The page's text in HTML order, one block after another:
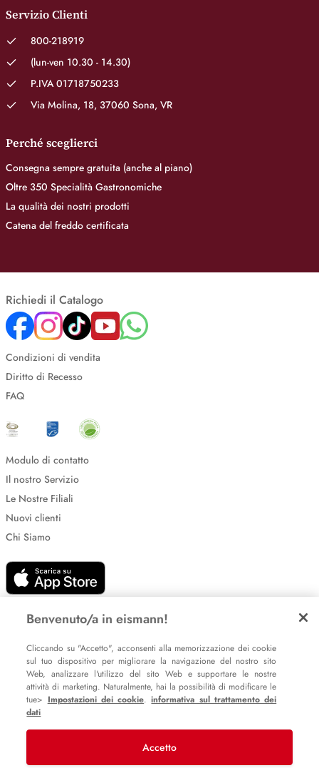
Servizio Clienti
800-218919
(lun-ven 10.30 - 14.30)
P.IVA 01718750233
Via Molina, 18, 37060 Sona, VR
Perché sceglierci
Consegna sempre gratuita (anche al piano)
Oltre 350 Specialità Gastronomiche
La qualità dei nostri prodotti
Catena del freddo certificata
Richiedi il Catalogo
Condizioni di vendita
Diritto di Recesso
FAQ
Modulo di contatto
Il nostro Servizio
Le Nostre Filiali
Nuovi clienti
Chi Siamo
Impostazione dei cookie
Informative sulla privacy
Policy Whistleblowing
Benvenuto/a in eismann!
Cliccando su "Accetto", acconsenti alla memorizzazione dei cookie
sul tuo dispositivo per migliorare la navigazione del nostro sito
Web, analizzare l'utilizzo del sito Web e supportare le nostre
attività di marketing. Naturalmente, hai la possibilità di modificare le
tue> Impostazioni dei cookie.informativa sul trattamento dei
dati
Accetto